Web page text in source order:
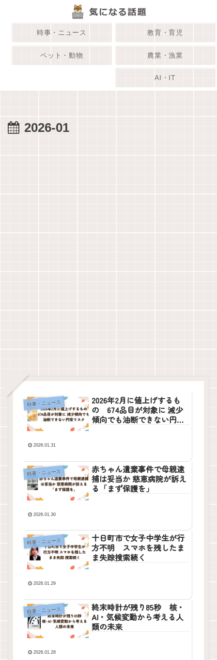
時事・ニュース 教育・育児
ペット・動物 農業・漁業
AI・IT
2026-01
時事・ニュース
2026年2月に値上げするも
の 674品目が対象に 減少
傾向でも油断できない円安
2026.01.31
時事・ニュース
赤ちゃん遺棄事件で母親逮
捕は妥当か 慈恵病院が訴え
る「まず保護を」
2026.01.30
時事・ニュース
十日町市で女子中学生が行
方不明 スマホを残したま
ま失踪捜索続く
2026.01.29
時事・ニュース
終末時計が残り85秒 核・
AI・気候変動から考える人
類の未来
2026.01.28